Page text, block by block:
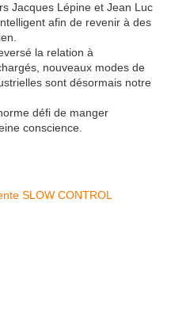
Jacques Lépine et Jean Luc
afin de revenir à des
la relation à
nouveaux modes de
sont désormais notre
défi de manger
conscience.